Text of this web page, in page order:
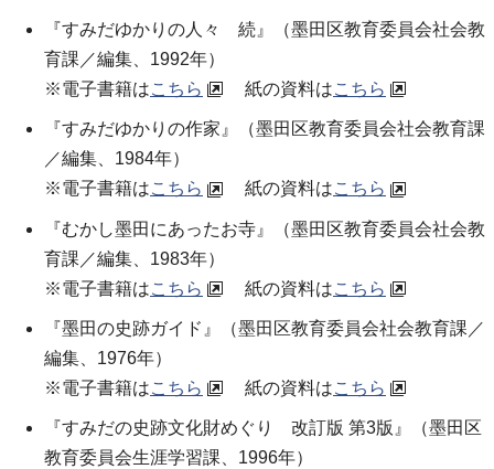
『すみだゆかりの人々 続』（墨田区教育委員会社会教
育課／編集、1992年）
※電子書籍はこちら 紙の資料はこちら
『すみだゆかりの作家』（墨田区教育委員会社会教育課
／編集、1984年）
※電子書籍はこちら 紙の資料はこちら
『むかし墨田にあったお寺』（墨田区教育委員会社会教
育課／編集、1983年）
※電子書籍はこちら 紙の資料はこちら
『墨田の史跡ガイド』（墨田区教育委員会社会教育課／
編集、1976年）
※電子書籍はこちら 紙の資料はこちら
『すみだの史跡文化財めぐり 改訂版 第3版』（墨田区
教育委員会生涯学習課、1996年）